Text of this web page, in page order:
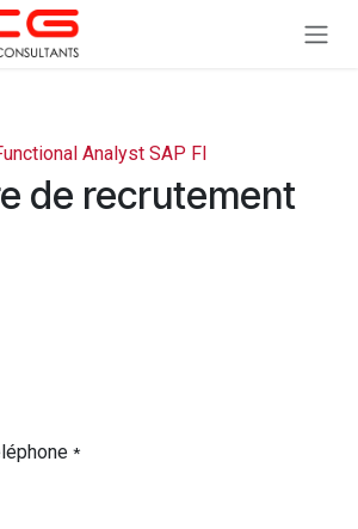
Analyst SAP FI
de recrutement
*